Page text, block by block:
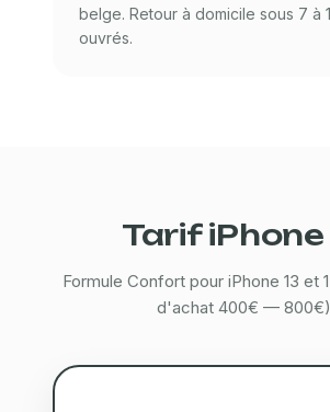
belge. Retour à domicile sous 7 à
ouvrés.
Tarif iPhone
Formule Confort pour iPhone 13 et
d'achat 400€ —